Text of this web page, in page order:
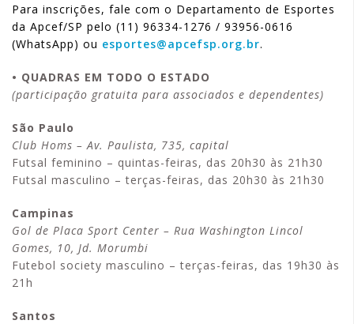
Para inscrições, fale com o Departamento de Esportes
da Apcef/SP pelo (11) 96334-1276 / 93956-0616
(WhatsApp) ou esportes@apcefsp.org.br.
• QUADRAS EM TODO O ESTADO
(participação gratuita para associados e dependentes)
São Paulo
Club Homs – Av. Paulista, 735, capital
Futsal feminino – quintas-feiras, das 20h30 às 21h30
Futsal masculino – terças-feiras, das 20h30 às 21h30
Campinas
Gol de Placa Sport Center – Rua Washington Lincol
Gomes, 10, Jd. Morumbi
Futebol society masculino – terças-feiras, das 19h30 às
21h
Santos